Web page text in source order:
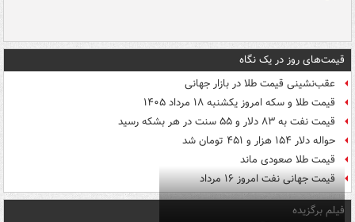
قیمت‌های روز در یک نگاه
عقب‌نشینی قیمت طلا در بازار جهانی
قیمت طلا و سکه امروز یکشنبه ۱۸ مرداد ۱۴۰۵
قیمت نفت به ۸۳ دلار و ۵۵ سنت در هر بشکه رسید
حواله دلار ۱۵۴ هزار و ۴۵۱ تومان شد
قیمت طلا صعودی ماند
قیمت جهانی نفت امروز ۱۶ مرداد
فیلم برگزیده